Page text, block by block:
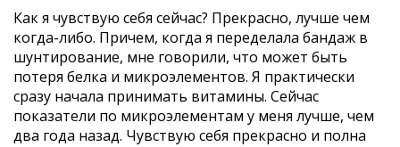
Как я чувствую себя сейчас? Прекрасно, лучше чем
когда-либо. Причем, когда я переделала бандаж в
шунтирование, мне говорили, что может быть
потеря белка и микроэлементов. Я практически
сразу начала принимать витамины. Сейчас
показатели по микроэлементам у меня лучше, чем
два года назад. Чувствую себя прекрасно и полна